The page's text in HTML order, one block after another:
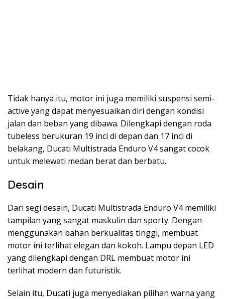
Tidak hanya itu, motor ini juga memiliki suspensi semi-
active yang dapat menyesuaikan diri dengan kondisi
jalan dan beban yang dibawa. Dilengkapi dengan roda
tubeless berukuran 19 inci di depan dan 17 inci di
belakang, Ducati Multistrada Enduro V4 sangat cocok
untuk melewati medan berat dan berbatu.
Desain
Dari segi desain, Ducati Multistrada Enduro V4 memiliki
tampilan yang sangat maskulin dan sporty. Dengan
menggunakan bahan berkualitas tinggi, membuat
motor ini terlihat elegan dan kokoh. Lampu depan LED
yang dilengkapi dengan DRL membuat motor ini
terlihat modern dan futuristik.
Selain itu, Ducati juga menyediakan pilihan warna yang